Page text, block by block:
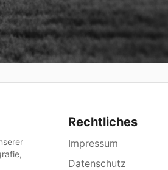
Rechtliches
Impressum
Datenschutz